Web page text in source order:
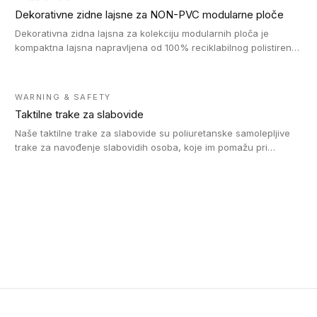
Dekorativne zidne lajsne za NON-PVC modularne ploče
Dekorativna zidna lajsna za kolekciju modularnih ploča je
kompaktna lajsna napravljena od 100% reciklabilnog polistirena,
WARNING & SAFETY
Taktilne trake za slabovide
Naše taktilne trake za slabovide su poliuretanske samolepljive
trake za navođenje slabovidih osoba, koje im pomažu pri